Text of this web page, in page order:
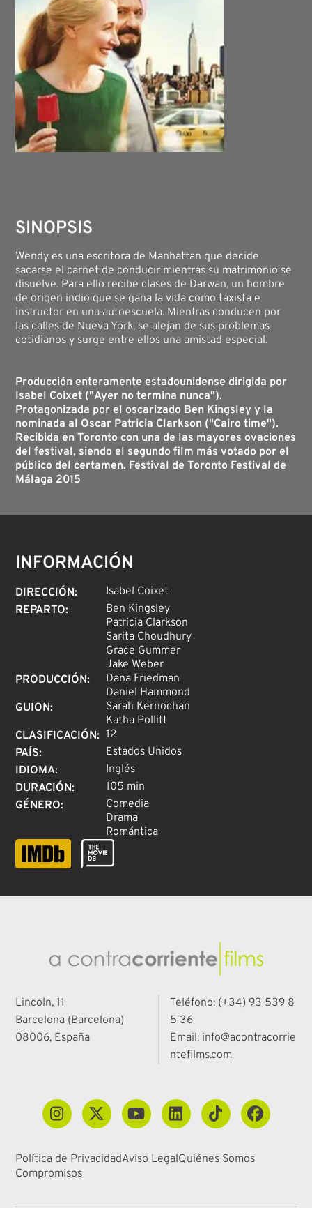
SINOPSIS
Wendy es una escritora de Manhattan que decide
sacarse el carnet de conducir mientras su matrimonio se
disuelve. Para ello recibe clases de Darwan, un hombre
de origen indio que se gana la vida como taxista e
instructor en una autoescuela. Mientras conducen por
las calles de Nueva York, se alejan de sus problemas
cotidianos y surge entre ellos una amistad especial.
Producción enteramente estadounidense dirigida por
Isabel Coixet ("Ayer no termina nunca").
Protagonizada por el oscarizado Ben Kingsley y la
nominada al Oscar Patricia Clarkson ("Cairo time").
Recibida en Toronto con una de las mayores ovaciones
del festival, siendo el segundo film más votado por el
público del certamen. Festival de Toronto Festival de
Málaga 2015
INFORMACIÓN
DIRECCIÓN:
Isabel Coixet
REPARTO:
Ben Kingsley
Patricia Clarkson
Sarita Choudhury
Grace Gummer
Jake Weber
PRODUCCIÓN:
Dana Friedman
Daniel Hammond
GUION:
Sarah Kernochan
Katha Pollitt
CLASIFICACIÓN: 12
PAÍS:
Estados Unidos
IDIOMA:
Inglés
DURACIÓN:
105 min
GÉNERO:
Comedia
Drama
Romántica
Lincoln, 11
Barcelona (Barcelona)
08006, España
Teléfono: (+34) 93 539 8
5 36
Email: info@acontracorrie
ntefilms.com
Política de PrivacidadAviso LegalQuiénes Somos
Compromisos